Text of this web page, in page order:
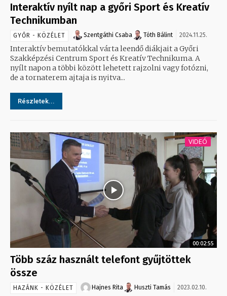
Interaktív nyílt nap a győri Sport és Kreatív
Technikumban
GYŐR - KÖZÉLET Szentgáthi Csaba Tóth Bálint 2024.11.25.
Interaktív bemutatókkal várta leendő diákjait a Győri
Szakképzési Centrum Sport és Kreatív Technikuma. A
nyílt napon a többi között lehetett rajzolni vagy fotózni,
de a tornaterem ajtaja is nyitva...
Részletek...
VIDEÓ
00:02:55
Több száz használt telefont gyűjtöttek
össze
HAZÁNK - KÖZÉLET Hajnes Rita Huszti Tamás 2023.02.10.